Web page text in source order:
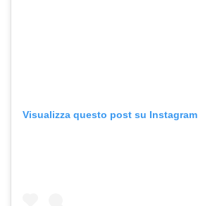
Visualizza questo post su Instagram